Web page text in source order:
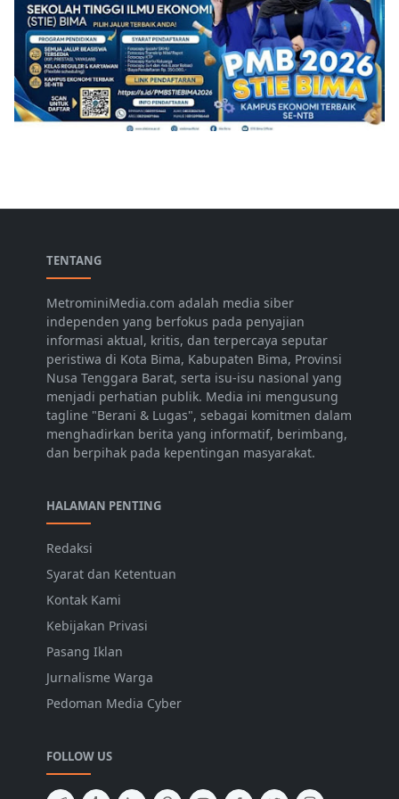
TENTANG
MetrominiMedia.com adalah media siber
independen yang berfokus pada penyajian
informasi aktual, kritis, dan terpercaya seputar
peristiwa di Kota Bima, Kabupaten Bima, Provinsi
Nusa Tenggara Barat, serta isu-isu nasional yang
menjadi perhatian publik. Media ini mengusung
tagline "Berani & Lugas", sebagai komitmen dalam
menghadirkan berita yang informatif, berimbang,
dan berpihak pada kepentingan masyarakat.
HALAMAN PENTING
Redaksi
Syarat dan Ketentuan
Kontak Kami
Kebijakan Privasi
Pasang Iklan
Jurnalisme Warga
Pedoman Media Cyber
FOLLOW US